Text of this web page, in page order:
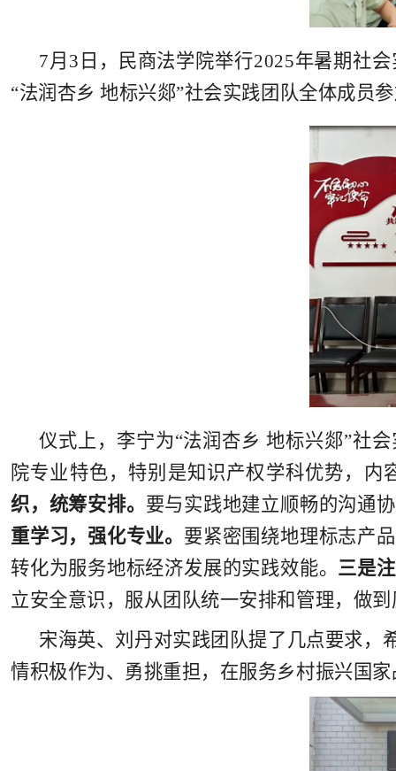
7月 3日，民商法学院举行2025年暑期社
“法润杏乡 地标兴郯”社会实践团队全体成员
仪式上，李宁为“法润杏乡 地标兴郯”社
院专业特色，特别是知识产权学科优势，
织，统筹安排。 要与实践地建立顺畅的沟通
重学习，强化专业。 要紧密围绕地理标志产
转化为服务地标经济发展的实践效能。 三是
立安全意识，服从团队统一安排和管理，做到
宋海英、刘丹对实践团队提了几点要求，
情积极作为、勇挑重担，在服务乡村振兴国